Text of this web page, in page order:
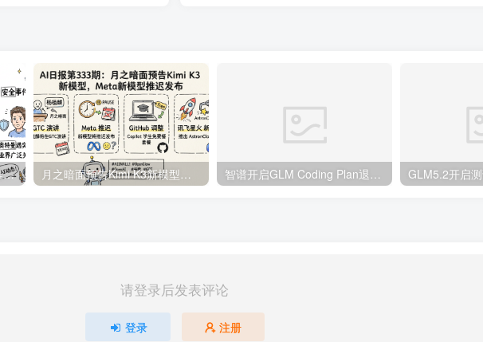
Kimi K2.6 Code官宣将全量推送，实锤Opus4.6降智严重 | 4月14日AI日报第365期 月之暗面预告Kimi K3新模型，Meta新模型推迟发布 | 3月14日AI日报第333期 智谱开启GLM Coding Plan退款通道，梁文锋内部回应V4发布时间 | 4月11日AI日报第362期
请登录后发表评论
登录 注册